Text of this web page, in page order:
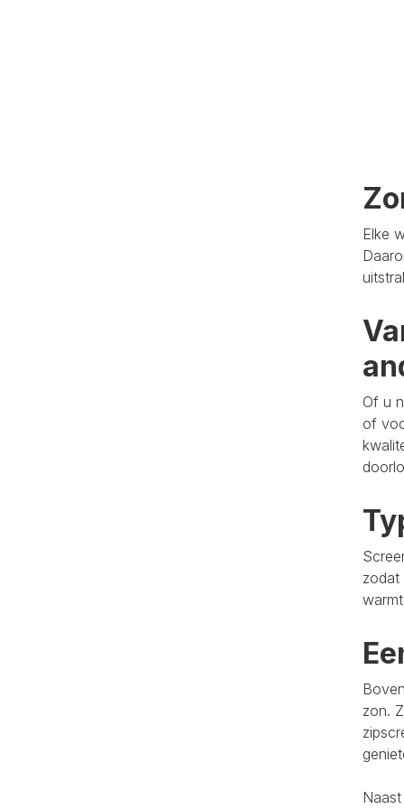
Elke
Of u
of
zodat
zon.